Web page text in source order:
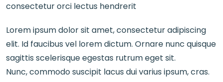
consectetur orci lectus hendrerit
Lorem ipsum dolor sit amet, consectetur adipiscing
elit. Id faucibus vel lorem dictum. Ornare nunc quisque
sagittis scelerisque egestas rutrum eget sit.
Nunc, commodo suscipit lacus dui varius ipsum, cras.